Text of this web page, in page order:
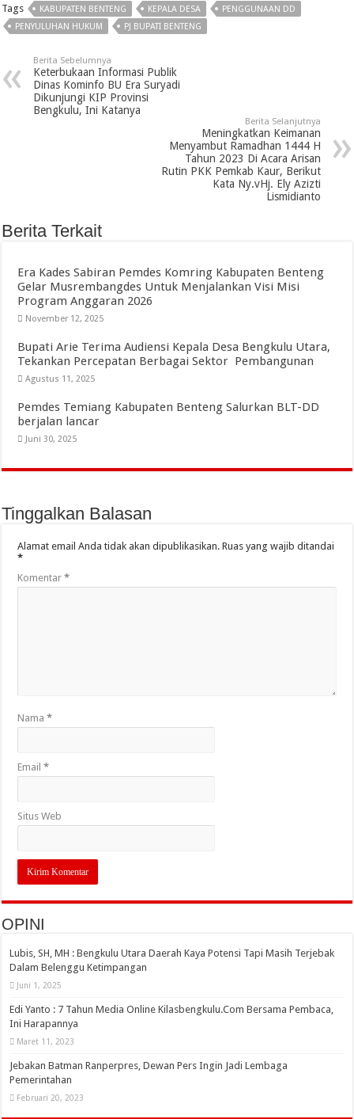
Tags KABUPATEN BENTENG KEPALA DESA
PENGGUNAAN DD
PENYULUHAN HUKUM
PJ BUPATI BENTENG
Berita Sebelumnya
Keterbukaan Informasi Publik
Dinas Kominfo BU Era Suryadi
Dikunjungi KIP Provinsi
Bengkulu, Ini Katanya
Berita Selanjutnya
Meningkatkan Keimanan
Menyambut Ramadhan 1444 H
Tahun 2023 Di Acara Arisan
Rutin PKK Pemkab Kaur, Berikut
Kata Ny.vHj. Ely Azizti
Lismidianto
Berita Terkait
Era Kades Sabiran Pemdes Komring Kabupaten Benteng
Gelar Musrembangdes Untuk Menjalankan Visi Misi
Program Anggaran 2026
November 12, 2025
Bupati Arie Terima Audiensi Kepala Desa Bengkulu Utara,
Tekankan Percepatan Berbagai Sektor Pembangunan
Agustus 11, 2025
Pemdes Temiang Kabupaten Benteng Salurkan BLT-DD
berjalan lancar
Juni 30, 2025
Tinggalkan Balasan
Alamat email Anda tidak akan dipublikasikan. Ruas yang wajib ditandai
*
Komentar*
Nama*
Email*
Situs Web
OPINI
Lubis, SH, MH : Bengkulu Utara Daerah Kaya Potensi Tapi Masih Terjebak
Dalam Belenggu Ketimpangan
Juni 1, 2025
Edi Yanto : 7 Tahun Media Online Kilasbengkulu.Com Bersama Pembaca,
Ini Harapannya
Maret 11, 2023
Jebakan Batman Ranperpres, Dewan Pers Ingin Jadi Lembaga
Pemerintahan
Februari 20, 2023